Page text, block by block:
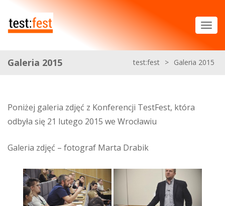
Galeria 2015 test:fest > Galeria 2015
Poniżej galeria zdjęć z Konferencji TestFest, która
odbyła się 21 lutego 2015 we Wrocławiu
Galeria zdjęć – fotograf Marta Drabik